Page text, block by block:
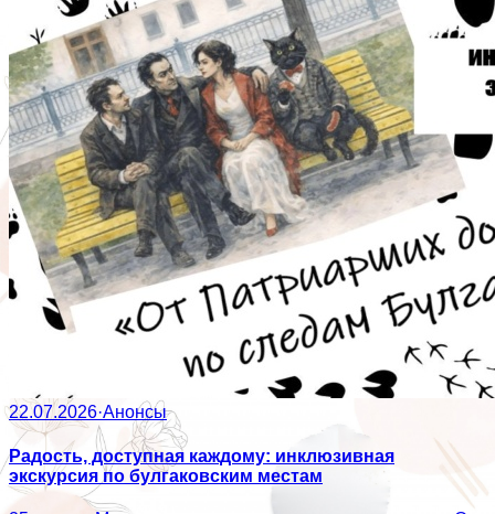
22.07.2026·Анонсы
Радость, доступная каждому: инклюзивная
экскурсия по булгаковским местам